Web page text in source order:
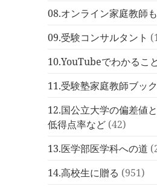
08.オンライン家庭教師
09.受験コンサルタント
10.YouTubeでわかること
11.受験塾家庭教師ブッ
12.国公立大学の偏差値
低得点率など (42)
13.医学部医学科への道
14.高校生に贈る (951)